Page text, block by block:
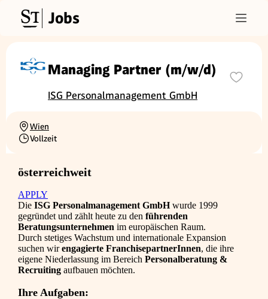
Jobs
Managing Partner (m/w/d)
ISG Personalmanagement GmbH
Ortschaft
Wien
Beschäftigungsart
Vollzeit
österreichweit
APPLY
Die ISG Personalmanagement GmbHwurde 1999
gegründet und zählt heute zu den führenden
Beratungsunternehmen im europäischen Raum.
Durch stetiges Wachstum und internationale Expansion
suchen wirengagierte FranchisepartnerInnen, die ihre
eigene Niederlassung im Bereich Personalberatung &
Recruiting aufbauen möchten.
Ihre Aufgaben: